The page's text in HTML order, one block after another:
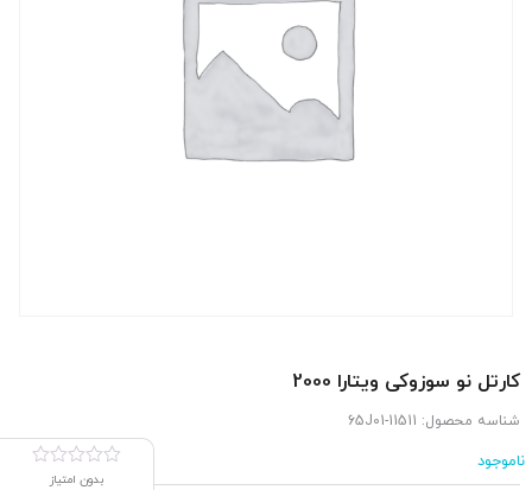
كارتل نو سوزوکی ویتارا 2000
شناسه محصول: 11511-65J01
ناموجود
بدون امتیاز